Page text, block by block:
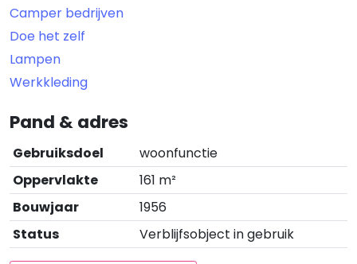
Camper bedrijven
Doe het zelf
Lampen
Werkkleding
Pand & adres
Gebruiksdoel
woonfunctie
Oppervlakte
161 m²
Bouwjaar
1956
Status
Verblijfsobject in gebruik